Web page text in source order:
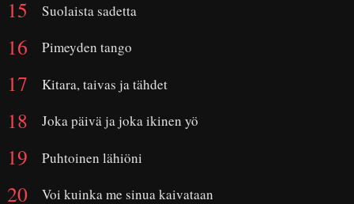
Suolaista sadetta
Pimeyden tango
Kitara, taivas ja tähdet
Joka päivä ja joka ikinen yö
Puhtoinen lähiöni
Voi kuinka me sinua kaivataan